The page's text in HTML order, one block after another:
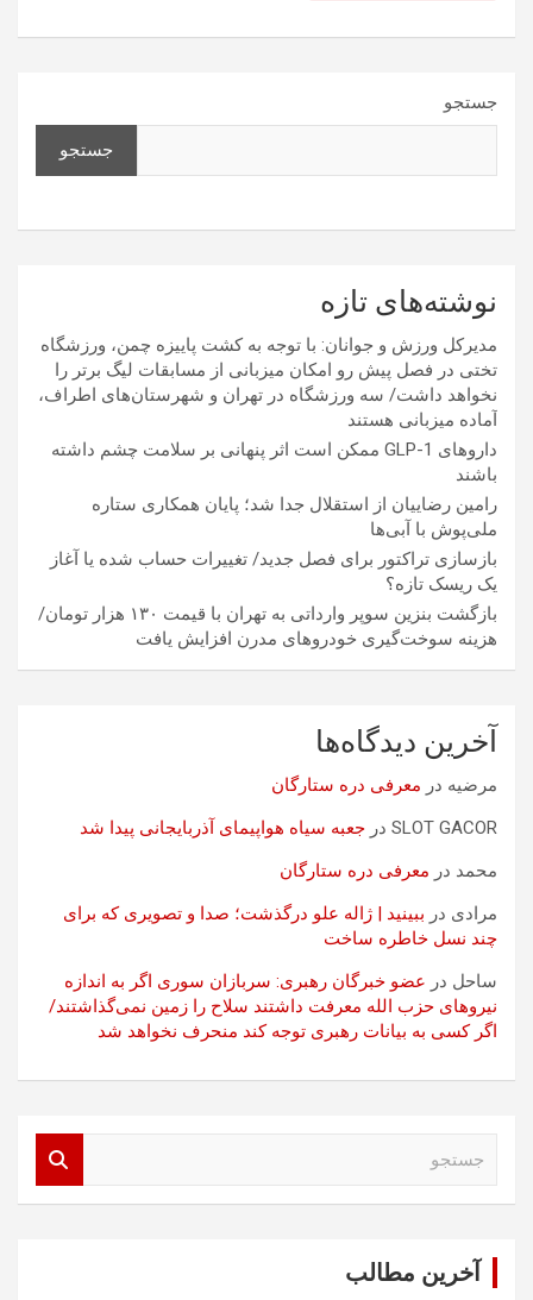
جستجو
جستجو
نوشته‌های تازه
مدیرکل ورزش و جوانان: با توجه به کشت پاییزه چمن، ورزشگاه
تختی در فصل پیش رو امکان میزبانی از مسابقات لیگ برتر را
نخواهد داشت/ سه ورزشگاه در تهران و شهرستان‌های اطراف،
آماده میزبانی هستند
داروهای GLP-1 ممکن است اثر پنهانی بر سلامت چشم داشته
باشند
رامین رضاییان از استقلال جدا شد؛ پایان همکاری ستاره
ملی‌پوش با آبی‌ها
بازسازی تراکتور برای فصل جدید/ تغییرات حساب شده یا آغاز
یک ریسک تازه؟
بازگشت بنزین سوپر وارداتی به تهران با قیمت ۱۳۰ هزار تومان/
هزینه سوخت‌گیری خودرو‌های مدرن افزایش یافت
آخرین دیدگاه‌ها
مرضیه در معرفی دره ستارگان
SLOT GACOR در جعبه سیاه هواپیمای آذربایجانی پیدا شد
محمد در معرفی دره ستارگان
مرادی در ببینید | ژاله علو درگذشت؛ صدا و تصویری که برای
چند نسل خاطره ساخت
ساحل در عضو خبرگان رهبری: سربازان سوری اگر به اندازه
نیروهای حزب الله معرفت داشتند سلاح را زمین نمی‌گذاشتند/
اگر کسی به بیانات رهبری توجه کند منحرف نخواهد شد
آخرین مطالب